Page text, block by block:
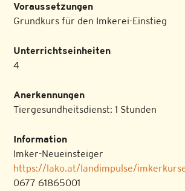
Voraussetzungen
Grundkurs für den Imkerei-Einstieg
Unterrichtseinheiten
4
Anerkennungen
Tiergesundheitsdienst: 1 Stunden
Information
Imker-Neueinsteiger
https://lako.at/landimpulse/
0677 61865001